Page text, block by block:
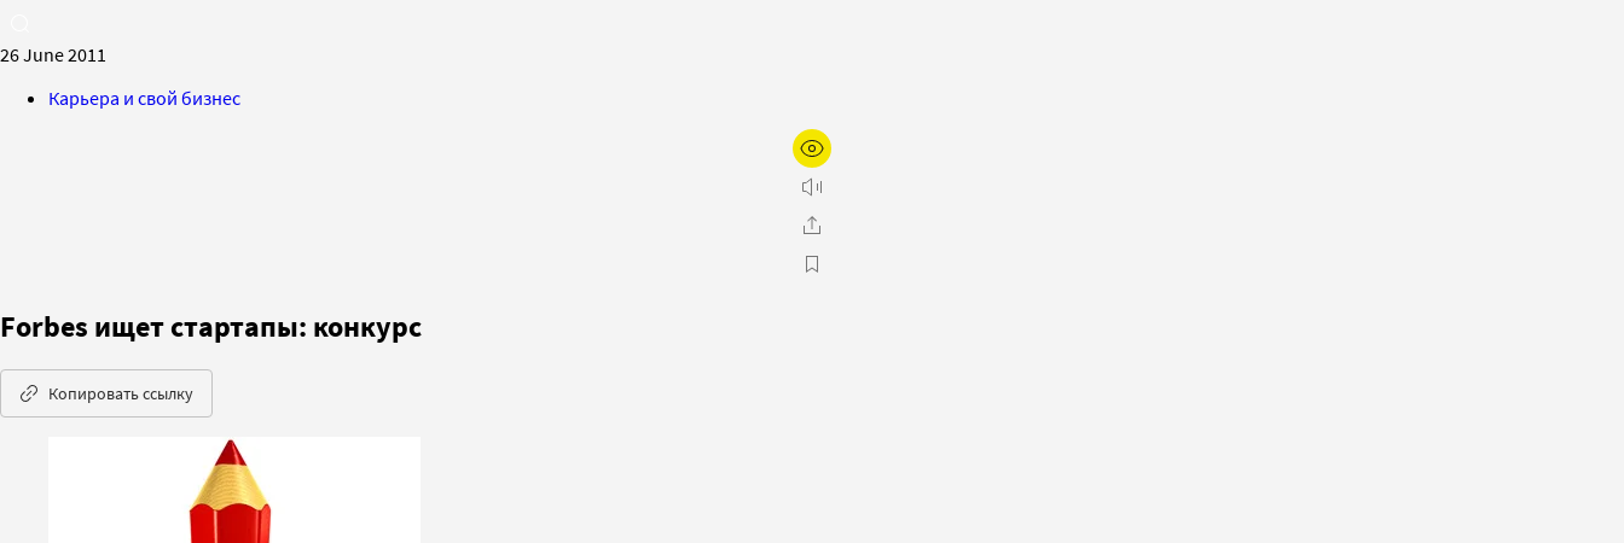
26 June 2011
Карьера и свой бизнес
Forbes ищет стартапы: конкурс
Копировать ссылку